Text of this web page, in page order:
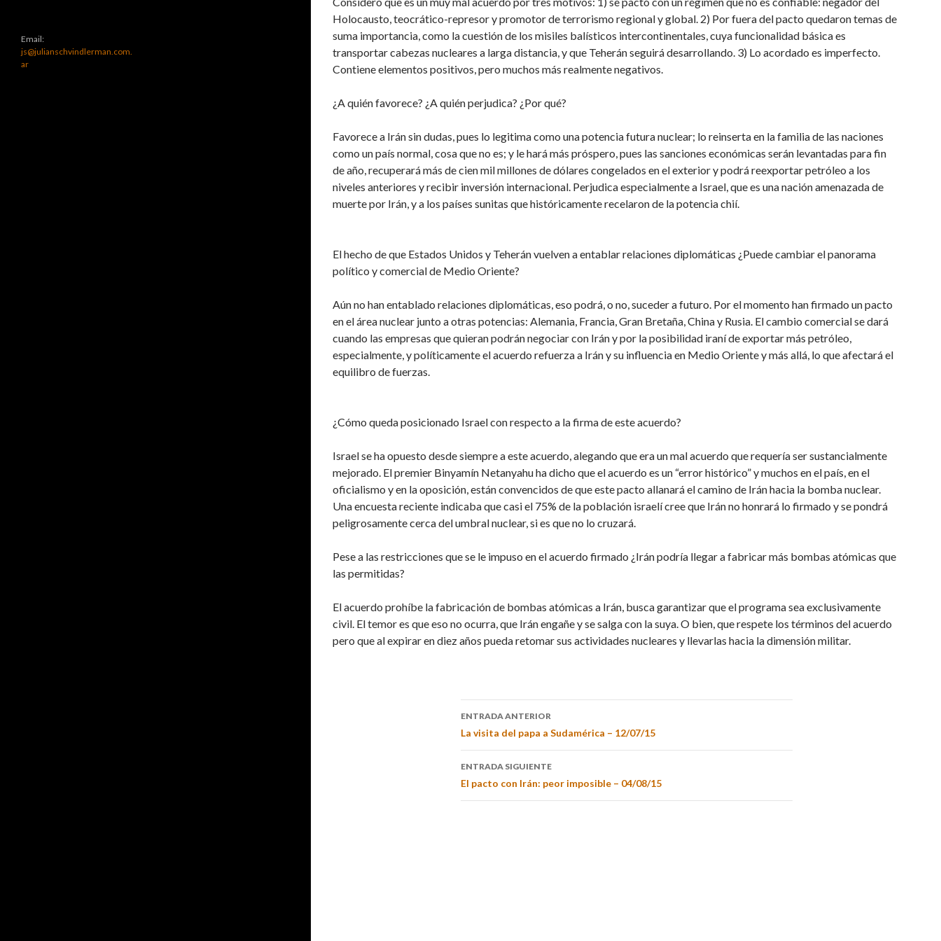
Holocausto, teocrático-represor y promotor de terrorismo regional y global. 2) Por fuera del pacto quedaron temas de
suma importancia, como la cuestión de los misiles balísticos intercontinentales, cuya funcionalidad básica es
transportar cabezas nucleares a larga distancia, y que Teherán seguirá desarrollando. 3) Lo acordado es imperfecto.
Contiene elementos positivos, pero muchos más realmente negativos.
¿A quién favorece? ¿A quién perjudica? ¿Por qué?
Favorece a Irán sin dudas, pues lo legitima como una potencia futura nuclear; lo reinserta en la familia de las naciones
como un país normal, cosa que no es; y le hará más próspero, pues las sanciones económicas serán levantadas para fin
de año, recuperará más de cien mil millones de dólares congelados en el exterior y podrá reexportar petróleo a los
niveles anteriores y recibir inversión internacional. Perjudica especialmente a Israel, que es una nación amenazada de
muerte por Irán, y a los países sunitas que históricamente recelaron de la potencia chií.
El hecho de que Estados Unidos y Teherán vuelven a entablar relaciones diplomáticas ¿Puede cambiar el panorama
político y comercial de Medio Oriente?
Aún no han entablado relaciones diplomáticas, eso podrá, o no, suceder a futuro. Por el momento han firmado un pacto
en el área nuclear junto a otras potencias: Alemania, Francia, Gran Bretaña, China y Rusia. El cambio comercial se dará
cuando las empresas que quieran podrán negociar con Irán y por la posibilidad iraní de exportar más petróleo,
especialmente, y políticamente el acuerdo refuerza a Irán y su influencia en Medio Oriente y más allá, lo que afectará el
equilibro de fuerzas.
¿Cómo queda posicionado Israel con respecto a la firma de este acuerdo?
Israel se ha opuesto desde siempre a este acuerdo, alegando que era un mal acuerdo que requería ser sustancialmente
mejorado. El premier Binyamín Netanyahu ha dicho que el acuerdo es un “error histórico” y muchos en el país, en el
oficialismo y en la oposición, están convencidos de que este pacto allanará el camino de Irán hacia la bomba nuclear.
Una encuesta reciente indicaba que casi el 75% de la población israelí cree que Irán no honrará lo firmado y se pondrá
peligrosamente cerca del umbral nuclear, si es que no lo cruzará.
Pese a las restricciones que se le impuso en el acuerdo firmado ¿Irán podría llegar a fabricar más bombas atómicas que
las permitidas?
El acuerdo prohíbe la fabricación de bombas atómicas a Irán, busca garantizar que el programa sea exclusivamente
civil. El temor es que eso no ocurra, que Irán engañe y se salga con la suya. O bien, que respete los términos del acuerdo
pero que al expirar en diez años pueda retomar sus actividades nucleares y llevarlas hacia la dimensión militar.
ENTRADA ANTERIOR
La visita del papa a Sudamérica – 12/07/15
ENTRADA SIGUIENTE
El pacto con Irán: peor imposible – 04/08/15
Email:
js@julianschvindlerman.com.
ar